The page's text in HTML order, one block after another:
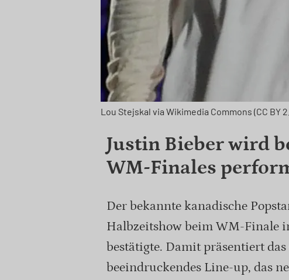
Lou Stejskal via Wikimedia Commons (CC BY
Justin Bieber wird
WM-Finales
Der bekannte kanadische
Halbzeitshow beim WM-Finale
bestätigte. Damit präsentiert
beeindruckendes Line-up, das